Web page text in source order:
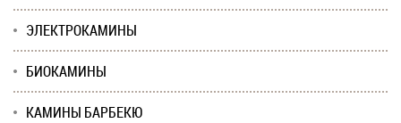
ЭЛЕКТРОКАМИНЫ
БИОКАМИНЫ
КАМИНЫ БАРБЕКЮ